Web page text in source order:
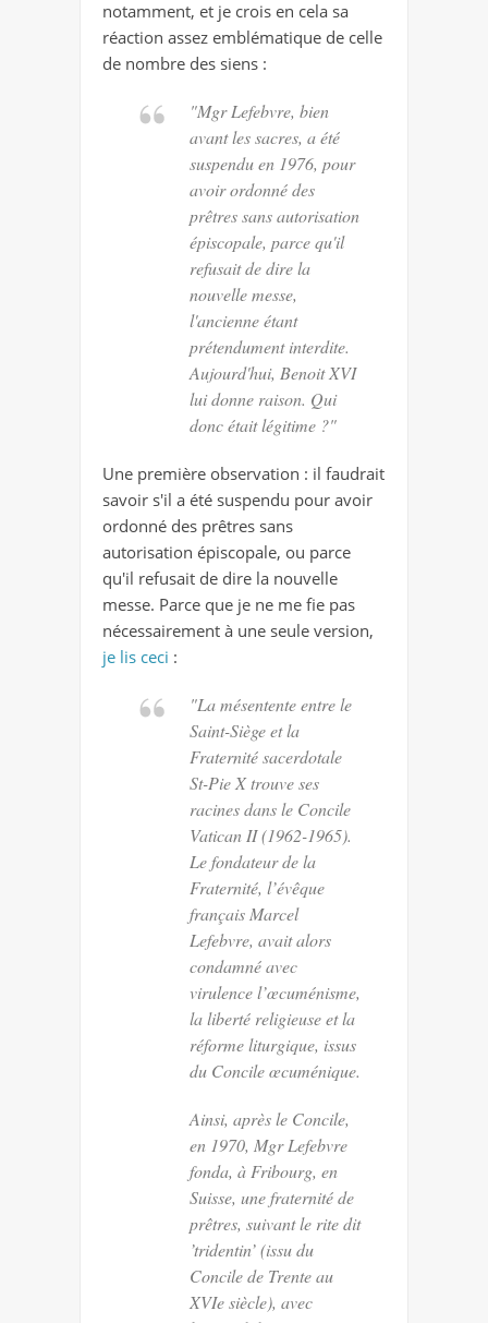
notamment, et je crois en cela sa
réaction assez emblématique de celle
de nombre des siens :
"Mgr Lefebvre, bien
avant les sacres, a été
suspendu en 1976, pour
avoir ordonné des
prêtres sans autorisation
épiscopale, parce qu'il
refusait de dire la
nouvelle messe,
l'ancienne étant
prétendument interdite.
Aujourd'hui, Benoit XVI
lui donne raison. Qui
donc était légitime ?"
Une première observation : il faudrait
savoir s'il a été suspendu pour avoir
ordonné des prêtres sans
autorisation épiscopale, ou parce
qu'il refusait de dire la nouvelle
messe. Parce que je ne me fie pas
nécessairement à une seule version,
je lis ceci :
"La mésentente entre le
Saint-Siège et la
Fraternité sacerdotale
St-Pie X trouve ses
racines dans le Concile
Vatican II (1962-1965).
Le fondateur de la
Fraternité, l’évêque
français Marcel
Lefebvre, avait alors
condamné avec
virulence l’œcuménisme,
la liberté religieuse et la
réforme liturgique, issus
du Concile œcuménique.
Ainsi, après le Concile,
en 1970, Mgr Lefebvre
fonda, à Fribourg, en
Suisse, une fraternité de
prêtres, suivant le rite dit
’tridentin’ (issu du
Concile de Trente au
XVIe siècle), avec